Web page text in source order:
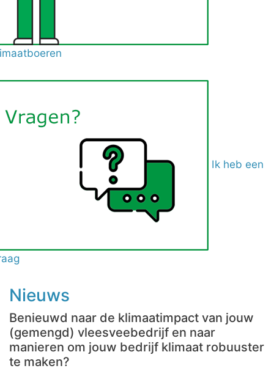
Ik heb een
Nieuws
Benieuwd naar de klimaatimpact van jouw
(gemengd) vleesveebedrijf en naar
manieren om jouw bedrijf klimaat robuuster
te maken?